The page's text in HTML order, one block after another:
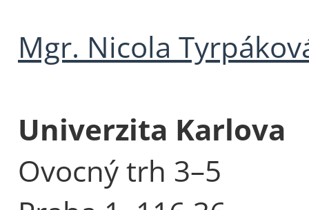
Mgr. Nicola
Univerzita Karlova
Ovocný trh 3–5